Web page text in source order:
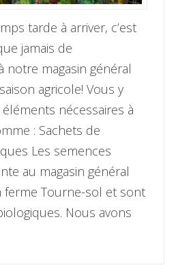
tarde à arriver, c’est
jamais de
notre magasin général
agricole! Vous y
nécessaires à
: Sachets de
Les semences
au magasin général
ferme Tourne-sol et sont
Nous avons